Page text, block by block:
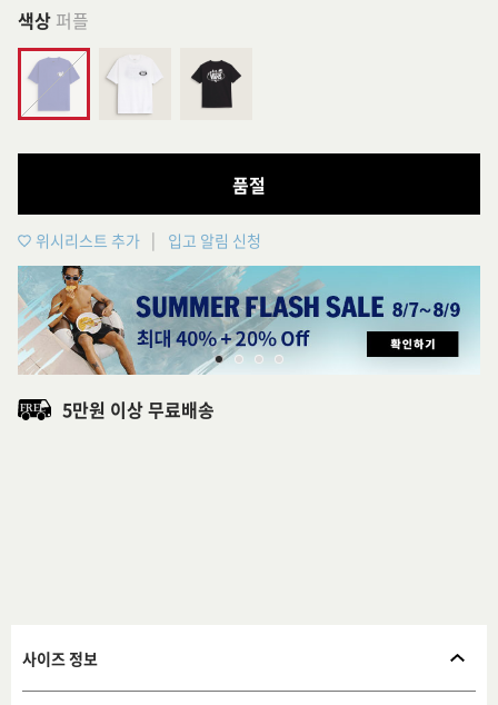
색상 퍼플
품절
위시리스트 추가 입고 알림 신청
5만원 이상 무료배송
사이즈 정보